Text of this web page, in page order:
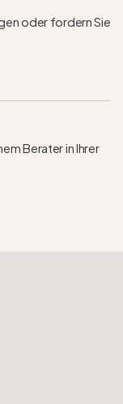
oder fordern Sie
Berater in Ihrer